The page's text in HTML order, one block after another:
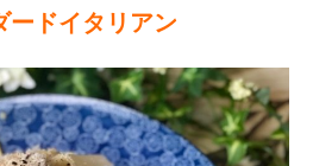
ードイタリアン